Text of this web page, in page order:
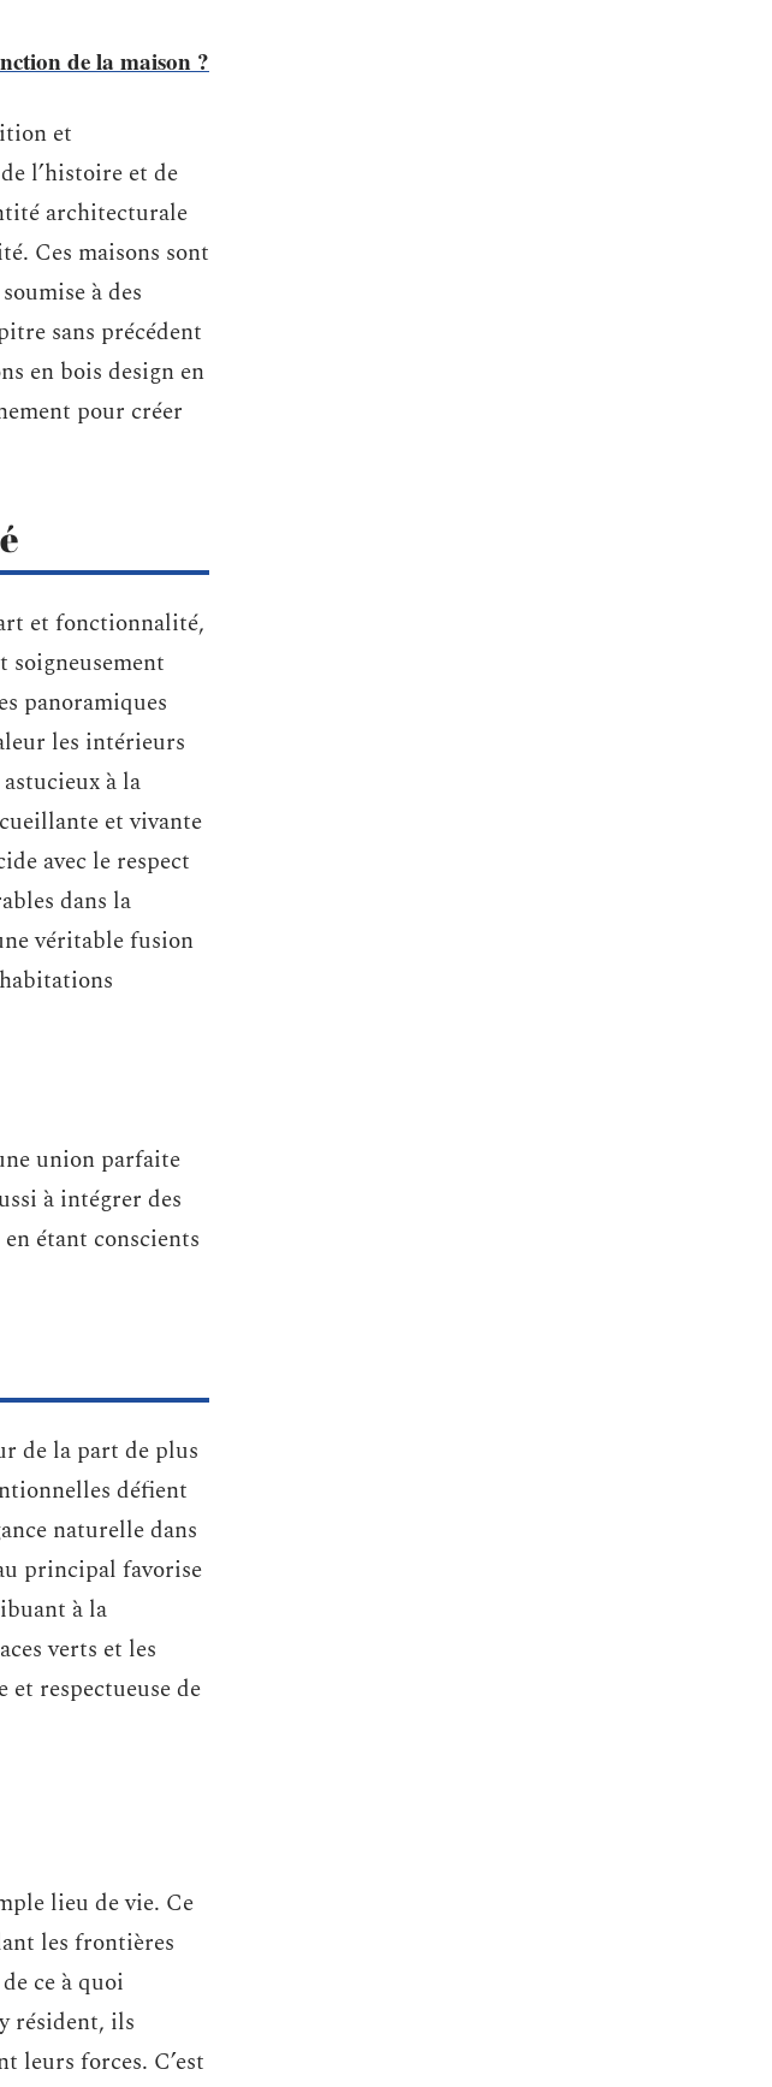
de la maison ?
et
l’histoire et de
architecturale
Ces maisons sont
à des
sans précédent
en bois design en
pour créer
et fonctionnalité,
soigneusement
panoramiques
les intérieurs
à la
et vivante
avec le respect
dans la
véritable fusion
union parfaite
à intégrer des
étant conscients
de la part de plus
défient
naturelle dans
principal favorise
à la
verts et les
respectueuse de
lieu de vie. Ce
les frontières
ce à quoi
résident, ils
leurs forces. C’est